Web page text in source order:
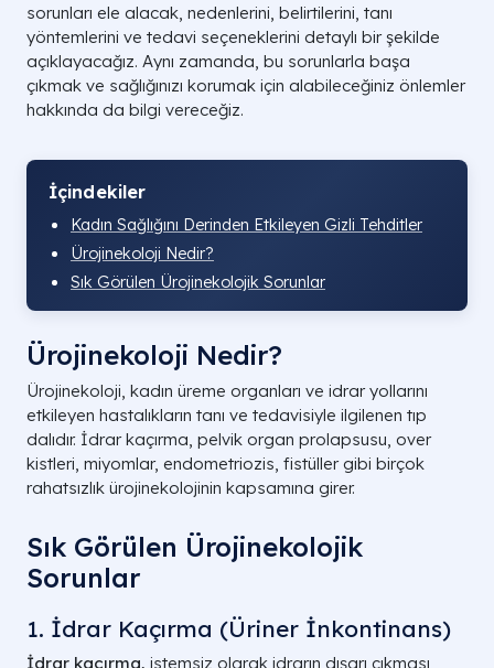
sorunları ele alacak, nedenlerini, belirtilerini, tanı
yöntemlerini ve tedavi seçeneklerini detaylı bir şekilde
açıklayacağız. Aynı zamanda, bu sorunlarla başa
çıkmak ve sağlığınızı korumak için alabileceğiniz önlemler
hakkında da bilgi vereceğiz.
İçindekiler
Kadın Sağlığını Derinden Etkileyen Gizli Tehditler
Ürojinekoloji Nedir?
Sık Görülen Ürojinekolojik Sorunlar
Ürojinekoloji Nedir?
Ürojinekoloji, kadın üreme organları ve idrar yollarını
etkileyen hastalıkların tanı ve tedavisiyle ilgilenen tıp
dalıdır. İdrar kaçırma, pelvik organ prolapsusu, over
kistleri, miyomlar, endometriozis, fistüller gibi birçok
rahatsızlık ürojinekolojinin kapsamına girer.
Sık Görülen Ürojinekolojik
Sorunlar
1. İdrar Kaçırma (Üriner İnkontinans)
İdrar kaçırma, istemsiz olarak idrarın dışarı çıkması